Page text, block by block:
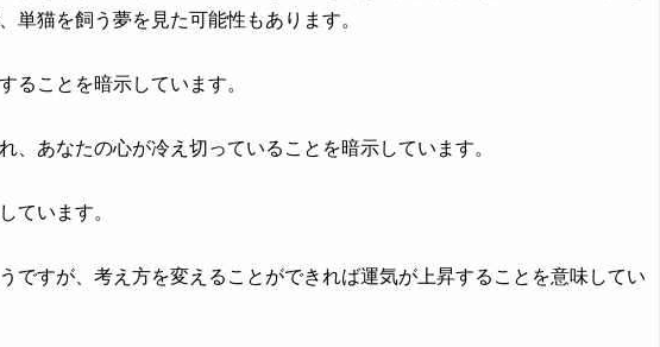
単猫を飼う夢を見た可能性もあります。
ることを暗示しています。
あなたの心が冷え切っていることを暗示しています。
ています。
ですが、考え方を変えることができれば運気が上昇することを意味してい